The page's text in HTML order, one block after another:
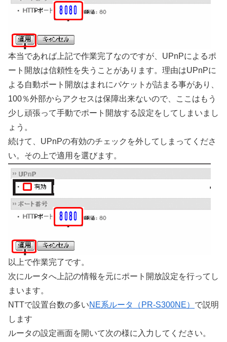
本当であれば上記で作業完了なのですが、UPnPによるポ
ート開放は信頼性を失うことがあります。理由はUPnPに
よる自動ポート開放はまれにパケットが詰まる事があり、
100％外部からアクセスは保障出来ないので、ここはもう
少し頑張って手動でポート開放する設定をしてしまいまし
ょう。
続けて、UPnPの有効のチェックを外してしまってくださ
い。その上で適用を選びます。
以上で作業完了です。
次にルータへ上記の情報を元にポート開放設定を行ってし
まいます。
NTTで設置台数の多いNE系ルータ（PR-S300NE） で説明
します
ルータの設定画面を開いて次の様に入力してください。